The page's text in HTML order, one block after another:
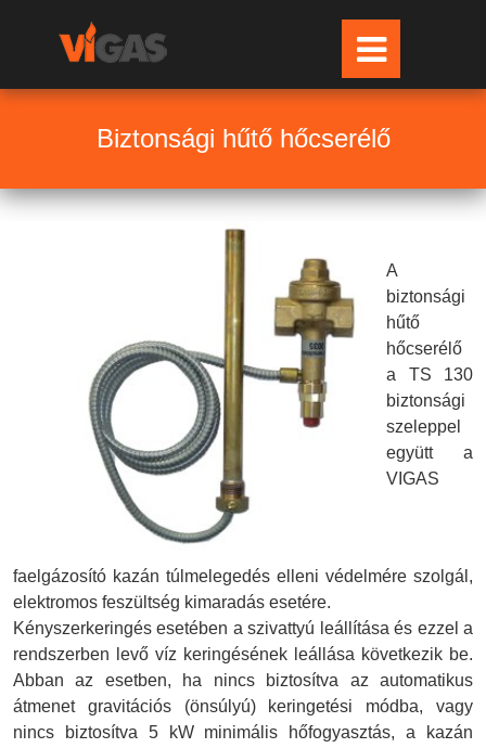
Biztonsági hűtő hőcserélő
A
biztonsági
hűtő
hőcserélő
a TS 130
biztonsági
szeleppel
együtt a
VIGAS
faelgázosító kazán túlmelegedés elleni védelmére szolgál,
elektromos feszültség kimaradás esetére.
Kényszerkeringés esetében a szivattyú leállítása és ezzel a
rendszerben levő víz keringésének leállása következik be.
Abban az esetben, ha nincs biztosítva az automatikus
átmenet gravitációs (önsúlyú) keringetési módba, vagy
nincs biztosítva 5 kW minimális hőfogyasztás, a kazán